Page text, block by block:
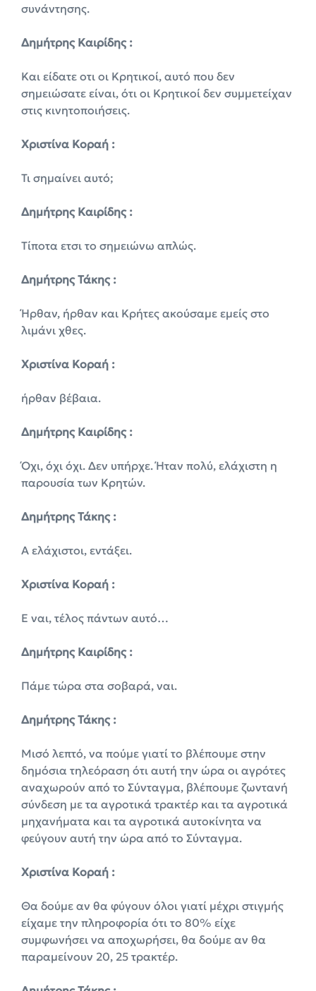
συνάντησης.
Δημήτρης Καιρίδης :
Και είδατε οτι οι Κρητικοί, αυτό που δεν
σημειώσατε είναι, ότι οι Κρητικοί δεν συμμετείχαν
στις κινητοποιήσεις.
Χριστίνα Κοραή :
Τι σημαίνει αυτό;
Δημήτρης Καιρίδης :
Τίποτα ετσι το σημειώνω απλώς.
Δημήτρης Τάκης :
Ήρθαν, ήρθαν και Κρήτες ακούσαμε εμείς στο
λιμάνι χθες.
Χριστίνα Κοραή :
ήρθαν βέβαια.
Δημήτρης Καιρίδης :
Όχι, όχι όχι. Δεν υπήρχε. Ήταν πολύ, ελάχιστη η
παρουσία των Κρητών.
Δημήτρης Τάκης :
Α ελάχιστοι, εντάξει.
Χριστίνα Κοραή :
Ε ναι, τέλος πάντων αυτό…
Δημήτρης Καιρίδης :
Πάμε τώρα στα σοβαρά, ναι.
Δημήτρης Τάκης :
Μισό λεπτό, να πούμε γιατί το βλέπουμε στην
δημόσια τηλεόραση ότι αυτή την ώρα οι αγρότες
αναχωρούν από το Σύνταγμα, βλέπουμε ζωντανή
σύνδεση με τα αγροτικά τρακτέρ και τα αγροτικά
μηχανήματα και τα αγροτικά αυτοκίνητα να
φεύγουν αυτή την ώρα από το Σύνταγμα.
Χριστίνα Κοραή :
Θα δούμε αν θα φύγουν όλοι γιατί μέχρι στιγμής
είχαμε την πληροφορία ότι το 80% είχε
συμφωνήσει να αποχωρήσει, θα δούμε αν θα
παραμείνουν 20, 25 τρακτέρ.